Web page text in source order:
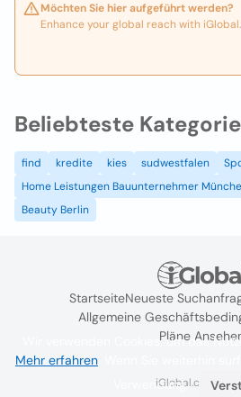
Möchten Sie hier aufgeführt werden?
Enhance your global reach with iGlobal.
Beliebteste
find kredite kies sudwestfalen
Home Leistungen Bauunternehmer
Beauty Berlin
StartseiteNeueste
Allgemeine
Pläne
iGlobal.co @
Wir verwenden Cookies, um das
Mehr erfahren
Verwendung.